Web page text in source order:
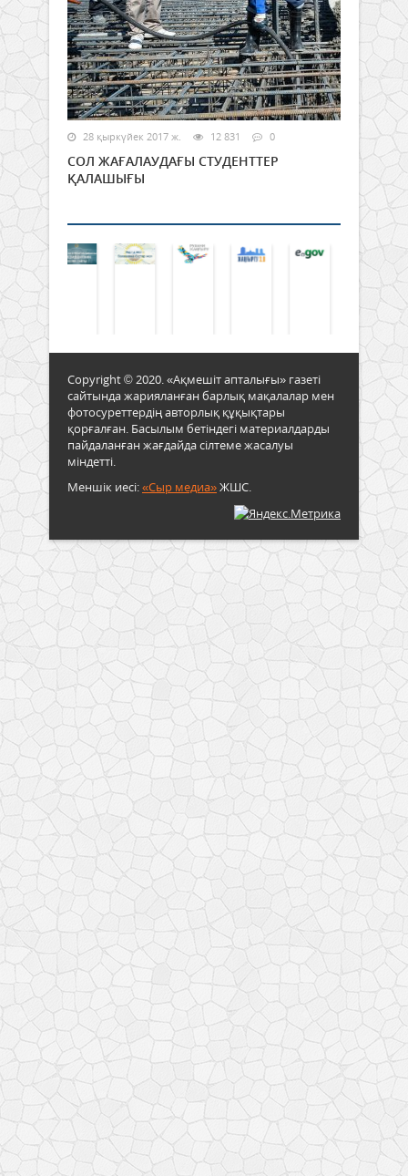
28 қыркүйек 2017 ж. 12 831 0
СОЛ ЖАҒАЛАУДАҒЫ СТУДЕНТТЕР
ҚАЛАШЫҒЫ
Copyright © 2020. «Ақмешіт апталығы» газеті
сайтында жарияланған барлық мақалалар мен
фотосуреттердің авторлық құқықтары
қорғалған. Басылым бетіндегі материалдарды
пайдаланған жағдайда сілтеме жасалуы
міндетті.
Меншік иесі:«Сыр медиа»ЖШС.